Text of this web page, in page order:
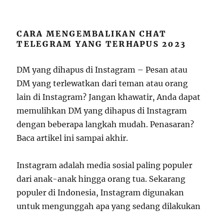
CARA MENGEMBALIKAN CHAT
TELEGRAM YANG TERHAPUS 2023
DM yang dihapus di Instagram – Pesan atau
DM yang terlewatkan dari teman atau orang
lain di Instagram? Jangan khawatir, Anda dapat
memulihkan DM yang dihapus di Instagram
dengan beberapa langkah mudah. Penasaran?
Baca artikel ini sampai akhir.
Instagram adalah media sosial paling populer
dari anak-anak hingga orang tua. Sekarang
populer di Indonesia, Instagram digunakan
untuk mengunggah apa yang sedang dilakukan